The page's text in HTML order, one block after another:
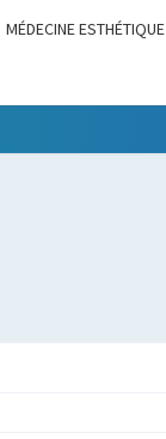
MÉDECINE ESTHÉTIQUE